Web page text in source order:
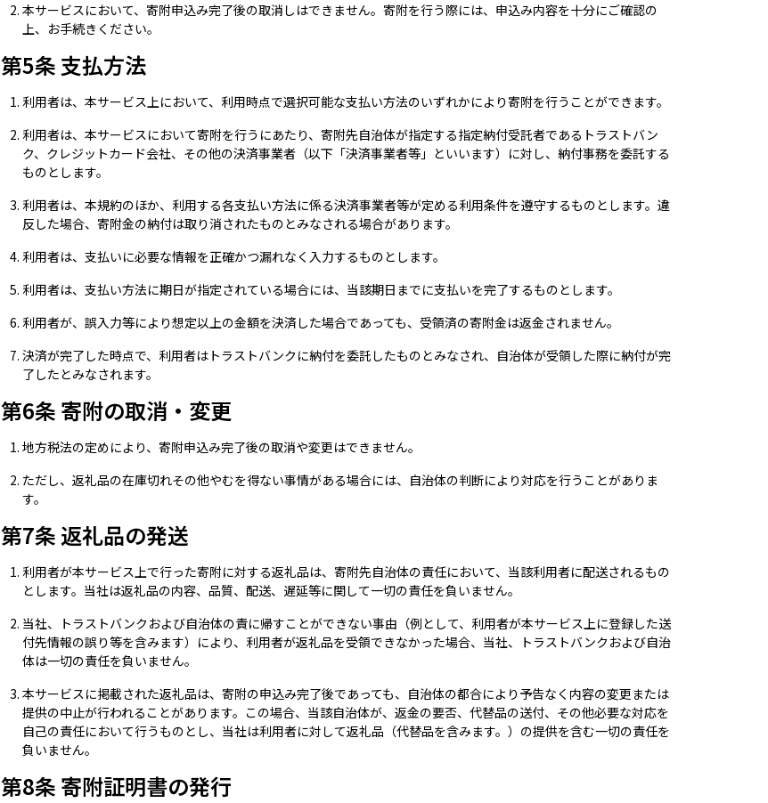
本サービスにおいて、寄附申込み完了後の取消しはできません。寄附を行う際には、申込み内容を十分にご確認の
上、お手続きください。
第5条 支払方法
利用者は、本サービス上において、利用時点で選択可能な支払い方法のいずれかにより寄附を行うことができます。
利用者は、本サービスにおいて寄附を行うにあたり、寄附先自治体が指定する指定納付受託者であるトラストバン
ク、クレジットカード会社、その他の決済事業者（以下「決済事業者等」といいます）に対し、納付事務を委託する
ものとします。
利用者は、本規約のほか、利用する各支払い方法に係る決済事業者等が定める利用条件を遵守するものとします。違
反した場合、寄附金の納付は取り消されたものとみなされる場合があります。
利用者は、支払いに必要な情報を正確かつ漏れなく入力するものとします。
利用者は、支払い方法に期日が指定されている場合には、当該期日までに支払いを完了するものとします。
利用者が、誤入力等により想定以上の金額を決済した場合であっても、受領済の寄附金は返金されません。
決済が完了した時点で、利用者はトラストバンクに納付を委託したものとみなされ、自治体が受領した際に納付が完
了したとみなされます。
第6条 寄附の取消・変更
地方税法の定めにより、寄附申込み完了後の取消や変更はできません。
ただし、返礼品の在庫切れその他やむを得ない事情がある場合には、自治体の判断により対応を行うことがありま
す。
第7条 返礼品の発送
利用者が本サービス上で行った寄附に対する返礼品は、寄附先自治体の責任において、当該利用者に配送されるもの
とします。当社は返礼品の内容、品質、配送、遅延等に関して一切の責任を負いません。
当社、トラストバンクおよび自治体の責に帰すことができない事由（例として、利用者が本サービス上に登録した送
付先情報の誤り等を含みます）により、利用者が返礼品を受領できなかった場合、当社、トラストバンクおよび自治
体は一切の責任を負いません。
本サービスに掲載された返礼品は、寄附の申込み完了後であっても、自治体の都合により予告なく内容の変更または
提供の中止が行われることがあります。この場合、当該自治体が、返金の要否、代替品の送付、その他必要な対応を
自己の責任において行うものとし、当社は利用者に対して返礼品（代替品を含みます。）の提供を含む一切の責任を
負いません。
第8条 寄附証明書の発行